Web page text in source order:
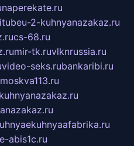
naperekate.ru
2-kuhnyanazakaz.ru
cs-68.ru
mir-tk.ruvlknrussia.ru
video-seks.rubankaribi.ru
e-abis1c.ru